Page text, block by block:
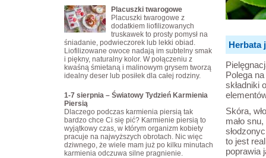
Herbata
Polega
składniki
Skóra,
mało
to jest
poprawia
Placuszki twarogowe
Placuszki twarogowe z
dodatkiem liofilizowanych
truskawek to prosty pomysł na
śniadanie, podwieczorek lub lekki obiad.
Liofilizowane owoce nadają im subtelny smak
i piękny, naturalny kolor. W połączeniu z
kwaśną śmietaną i malinowym grysem tworzą
idealny deser lub posiłek dla całej rodziny.
1-7 sierpnia – Światowy Tydzień Karmienia
Piersią
Dlaczego podczas karmienia piersią tak
bardzo chce Ci się pić? Karmienie piersią to
wyjątkowy czas, w którym organizm kobiety
pracuje na najwyższych obrotach. Nic więc
dziwnego, że wiele mam już po kilku minutach
karmienia odczuwa silne pragnienie.